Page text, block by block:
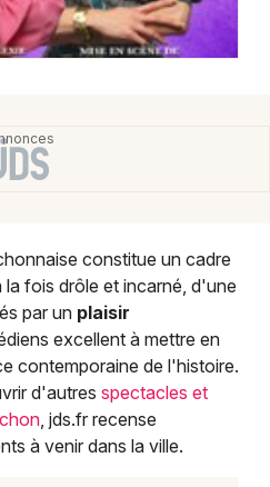
constitue un cadre
fois drôle et incarné, d'une
par un plaisir
excellent à mettre en
contemporaine de l'histoire.
d'autres spectacles et
, jds.fr recense
à venir dans la ville.